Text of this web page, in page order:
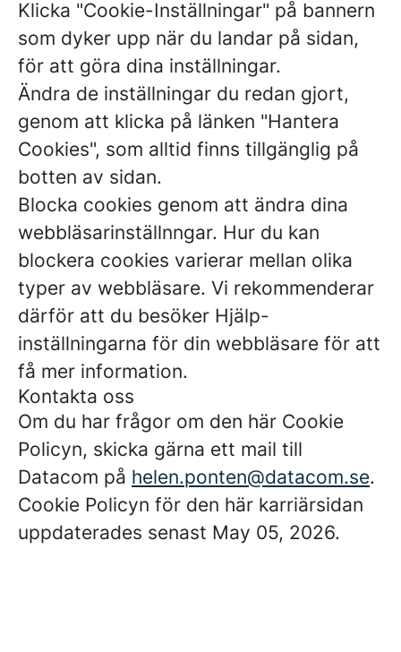
Klicka "Cookie-Inställningar" på bannern
som dyker upp när du landar på sidan,
för att göra dina inställningar.
Ändra de inställningar du redan gjort,
genom att klicka på länken "Hantera
Cookies", som alltid finns tillgänglig på
botten av sidan.
Blocka cookies genom att ändra dina
webbläsarinställnngar. Hur du kan
blockera cookies varierar mellan olika
typer av webbläsare. Vi rekommenderar
därför att du besöker Hjälp-
inställningarna för din webbläsare för att
få mer information.
Kontakta oss
Om du har frågor om den här Cookie
Policyn, skicka gärna ett mail till
Datacom på helen.ponten@datacom.se.
Cookie Policyn för den här karriärsidan
uppdaterades senast May 05, 2026.